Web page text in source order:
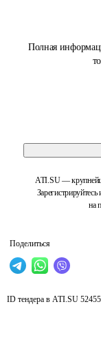
Полная
ATI.SU —
на
Поделиться
ID тендера в ATI.SU 52455